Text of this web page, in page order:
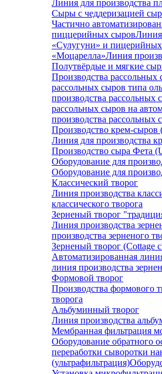
Линия для производства
Сыры с чеддеризацией
Частично
пиццерийных сыров
«Сулугуни» и
«Моцарелла»Линия
Полутвёрдые и мягкие
Производства
рассольных сыров типа
производства рассольных
рассольных сыров на
производства рассольных
Производство крем-сыров
Линия для производства
Производство сыра Фета
Оборудование для
Оборудование для
Классический творог
Линия производства
классического творога
Зерненый творог
Линия производства
производства зерненого
Зерненый творог (Cottage
Автоматизированная
линия производства
Формовой творог
Производства формового
творога
Альбуминный творог
Линия производства
Мембранная фильтрация
Оборудование обратного
переработки сыворотки
(ультрафильтрация)